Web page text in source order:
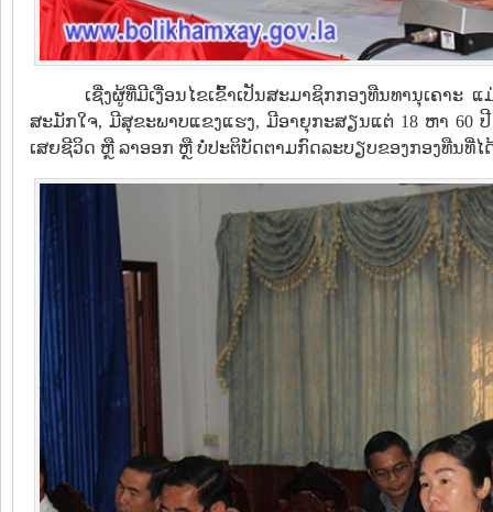
ເຊີ່ງຜູ້ທີ່ມີເງື່ອນໄຂເຂົ້າເປັນສະມາຊິກກອງທືນທານຸເຄາ
ສະມັກໃຈ, ມີສຸຂະພາບແຂງແຮງ, ມີອາຍຸກະສຽນແຕ່ 18 ຫາ 60
ເສຍຊີວິດ ຫຼື ລາອອກ ຫຼື ບໍ່ປະຕິບັດຕາມກົດລະບຽບຂອງກອງທືນທີ່ໄ